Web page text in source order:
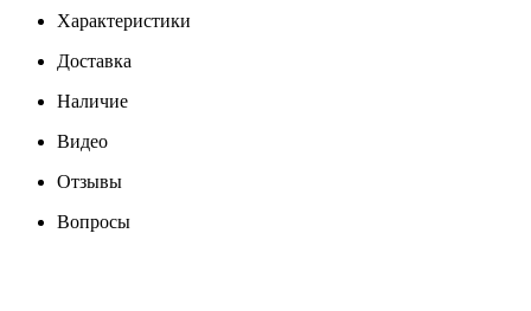
Характеристики
Доставка
Наличие
Видео
Отзывы
Вопросы